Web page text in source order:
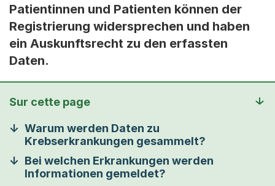
Patientinnen und Patienten können der
Registrierung widersprechen und haben
ein Auskunftsrecht zu den erfassten
Daten.
Sur cette page
Warum werden Daten zu
Krebserkrankungen gesammelt?
Bei welchen Erkrankungen werden
Informationen gemeldet?